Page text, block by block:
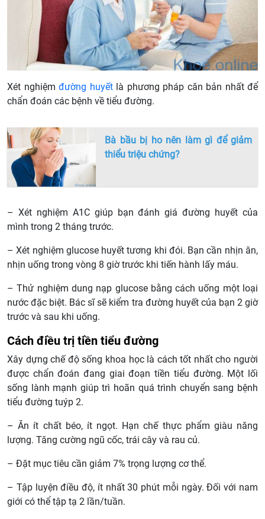
Xét nghiệm đường huyếtlà phương pháp căn bản nhất để
chẩn đoán các bệnh về tiểu đường.
Bà bầu bị ho nên làm gì để giảm
thiểu triệu chứng?
– Xét nghiệm A1C giúp bạn đánh giá đường huyết của
mình trong 2 tháng trước.
– Xét nghiệm glucose huyết tương khi đói. Bạn cần nhịn ăn,
nhịn uống trong vòng 8 giờ trước khi tiến hành lấy máu.
– Thử nghiệm dung nạp glucose bằng cách uống một loại
nước đặc biệt. Bác sĩ sẽ kiểm tra đường huyết của bạn 2 giờ
trước và sau khi uống.
Cách điều trị tiền tiểu đường
Xây dựng chế độ sống khoa học là cách tốt nhất cho người
được chẩn đoán đang giai đoạn tiền tiểu đường. Một lối
sống lành mạnh giúp trì hoãn quá trình chuyển sang bệnh
tiểu đường tuýp 2.
– Ăn ít chất béo, ít ngọt. Hạn chế thực phẩm giàu năng
lượng. Tăng cường ngũ cốc, trái cây và rau củ.
– Đặt mục tiêu cần giảm 7% trọng lượng cơ thể.
– Tập luyện điều độ, ít nhất 30 phút mỗi ngày. Đối với nam
giới có thể tập tạ 2 lần/tuần.